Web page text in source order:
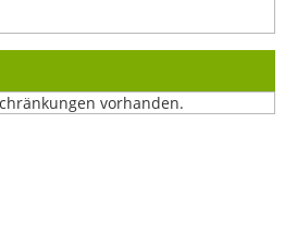
vorhanden.